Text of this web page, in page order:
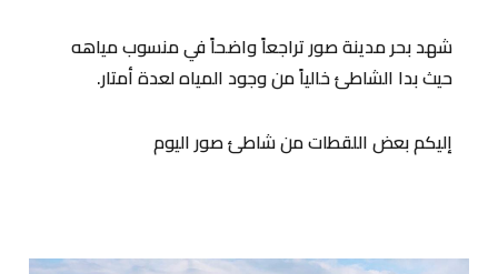
شهد بحر مدينة صور تراجعاً واضحاً في منسوب مياهه
حيث بدا الشاطئ خالياً من وجود المياه لعدة أمتار.
إليكم بعض اللقطات من شاطئ صور اليوم